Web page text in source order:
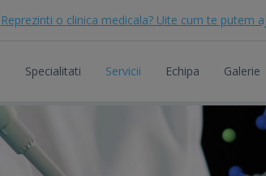
Reprezinti o clinica medicala? Uite cum te putem
Specialitati Servicii Echipa Galerie